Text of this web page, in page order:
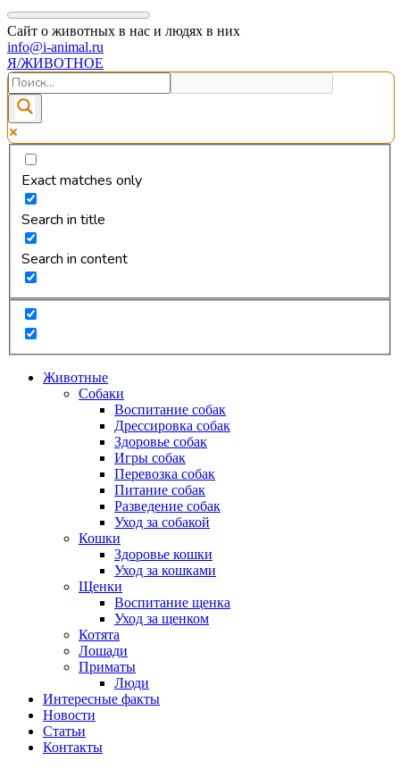
Сайт о животных в нас и людях в них
info@i-animal.ru
Я/ЖИВОТНОЕ
Exact matches only
Search in title
Search in content
Животные
Собаки
Воспитание собак
Дрессировка собак
Здоровье собак
Игры собак
Перевозка собак
Питание собак
Разведение собак
Уход за собакой
Кошки
Здоровье кошки
Уход за кошками
Щенки
Воспитание щенка
Уход за щенком
Котята
Лошади
Приматы
Люди
Интересные факты
Новости
Статьи
Контакты